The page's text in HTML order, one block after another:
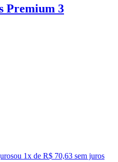
Premium 3
ou 1x de R$ 70,63 sem juros